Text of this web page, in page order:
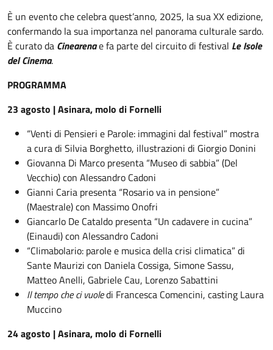
È un evento che celebra quest’anno, 2025, la sua XX edizione,
confermando la sua importanza nel panorama culturale sardo.
È curato da Cinearenae fa parte del circuito di festival Le Isole
del Cinema.
PROGRAMMA
23 agosto | Asinara, molo di Fornelli
“Venti di Pensieri e Parole: immagini dal festival” mostra
a cura di Silvia Borghetto, illustrazioni di Giorgio Donini
Giovanna Di Marco presenta “Museo di sabbia” (Del
Vecchio) con Alessandro Cadoni
Gianni Caria presenta “Rosario va in pensione”
(Maestrale) con Massimo Onofri
Giancarlo De Cataldo presenta “Un cadavere in cucina”
(Einaudi) con Alessandro Cadoni
“Climabolario: parole e musica della crisi climatica” di
Sante Maurizi con Daniela Cossiga, Simone Sassu,
Matteo Anelli, Gabriele Cau, Lorenzo Sabattini
Il tempo che ci vuoledi Francesca Comencini, casting Laura
Muccino
24 agosto | Asinara, molo di Fornelli